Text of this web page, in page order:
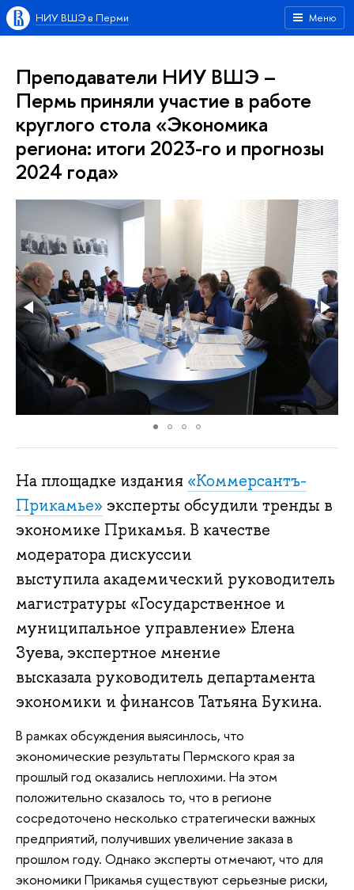
Меню
НИУ ВШЭ в Перми
Преподаватели НИУ ВШЭ –
Пермь приняли участие в работе
круглого стола «Экономика
региона: итоги 2023-го и прогнозы
2024 года»
На площадке издания «Коммерсантъ-
Прикамье» эксперты обсудили тренды в
экономике Прикамья. В качестве
модератора дискуссии
выступила академический руководитель
магистратуры «Государственное и
муниципальное управление» Елена
Зуева, экспертное мнение
высказала руководитель департамента
экономики и финансов Татьяна Букина.
В рамках обсуждения выясинлось, что
экономические результаты Пермского края за
прошлый год оказались неплохими. На этом
положительно сказалось то, что в регионе
сосредоточено несколько стратегически важных
предприятий, получивших увеличение заказа в
прошлом году. Однако эксперты отмечают, что для
экономики Прикамья существуют серьезные риски,